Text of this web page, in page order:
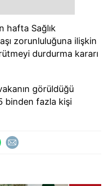
hafta Sağlık
zorunluluğuna ilişkin
durdurma kararı
görüldüğü
binden fazla kişi